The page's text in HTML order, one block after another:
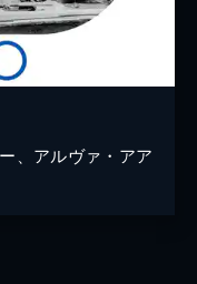
、アルヴァ・アア